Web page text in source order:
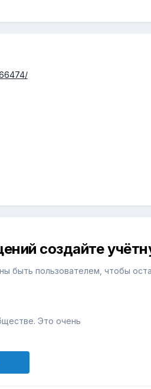
создайте
быть пользователем, чтобы
Это очень